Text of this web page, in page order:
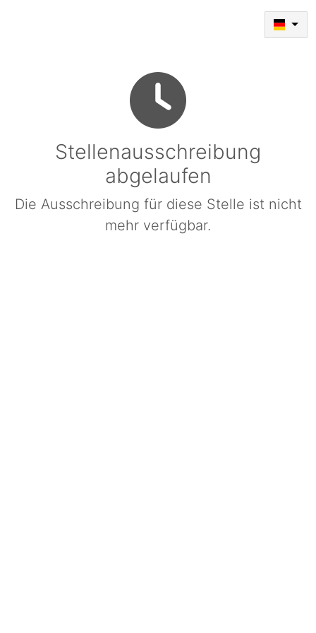
Stellenausschreibung
abgelaufen
Die Ausschreibung für diese Stelle ist nicht
mehr verfügbar.